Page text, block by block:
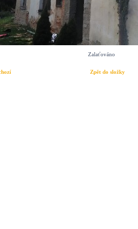
Zalaťováno
Zpět do složky